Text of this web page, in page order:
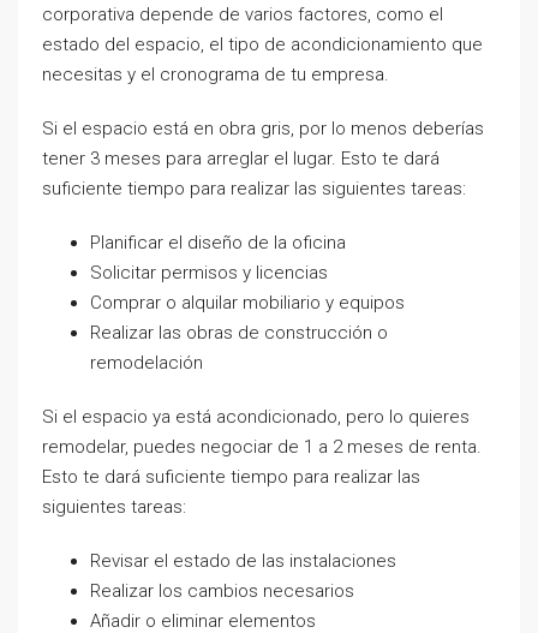
corporativa depende de varios factores, como el
estado del espacio, el tipo de acondicionamiento que
necesitas y el cronograma de tu empresa.
Si el espacio está en obra gris, por lo menos deberías
tener 3 meses para arreglar el lugar. Esto te dará
suficiente tiempo para realizar las siguientes tareas:
Planificar el diseño de la oficina
Solicitar permisos y licencias
Comprar o alquilar mobiliario y equipos
Realizar las obras de construcción o
remodelación
Si el espacio ya está acondicionado, pero lo quieres
remodelar, puedes negociar de 1 a 2 meses de renta.
Esto te dará suficiente tiempo para realizar las
siguientes tareas:
Revisar el estado de las instalaciones
Realizar los cambios necesarios
Añadir o eliminar elementos